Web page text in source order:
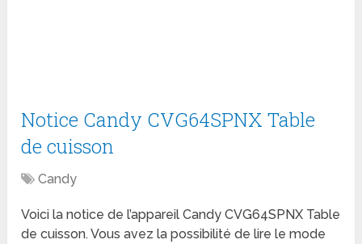
Notice Candy CVG64SPNX Table
de cuisson
Candy
Voici la notice de l’appareil Candy CVG64SPNX Table
de cuisson. Vous avez la possibilité de lire le mode